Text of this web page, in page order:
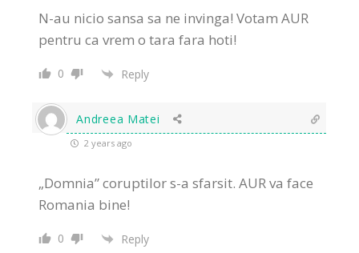
N-au nicio sansa sa ne invinga! Votam AUR
pentru ca vrem o tara fara hoti!
0 Reply
Andreea Matei
2 years ago
„Domnia” coruptilor s-a sfarsit. AUR va face
Romania bine!
0 Reply